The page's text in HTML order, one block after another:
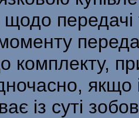
передачі
комплекту,
із суті